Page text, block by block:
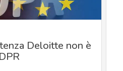
Deloitte non è